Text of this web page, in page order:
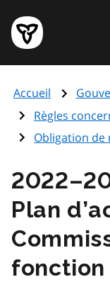
au
contenu
principal
Page
d'accueil
de
l'Ontario
Accueil
Règles
Obligation de
Plan